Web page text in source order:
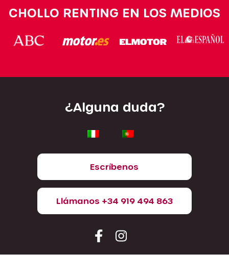
CHOLLO RENTING EN LOS MEDIOS
¿Alguna duda?
Escríbenos
Llámanos +34 919 494 863